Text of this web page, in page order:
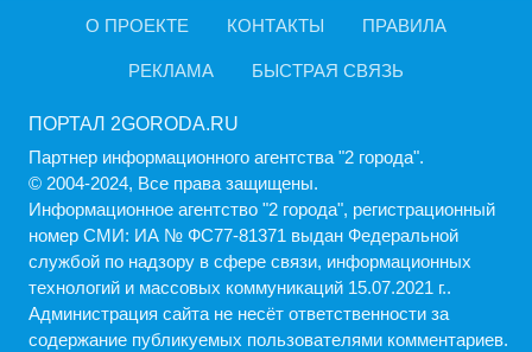
О ПРОЕКТЕ КОНТАКТЫ ПРАВИЛА
РЕКЛАМА БЫСТРАЯ СВЯЗЬ
ПОРТАЛ 2GORODA.RU
Партнер информационного агентства "2 города".
© 2004-2024, Все права защищены.
Информационное агентство "2 города", регистрационный
номер СМИ: ИА № ФС77-81371 выдан Федеральной
службой по надзору в сфере связи, информационных
технологий и массовых коммуникаций 15.07.2021 г..
Администрация cайта не несёт ответственности за
содержание публикуемых пользователями комментариев.